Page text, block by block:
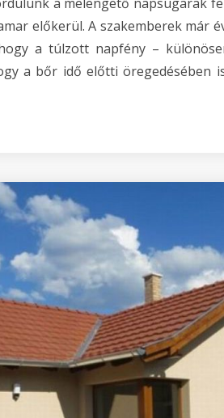
előkerül. A szakemberek már
a túlzott napfény –
a bőr idő előtti öregedésében